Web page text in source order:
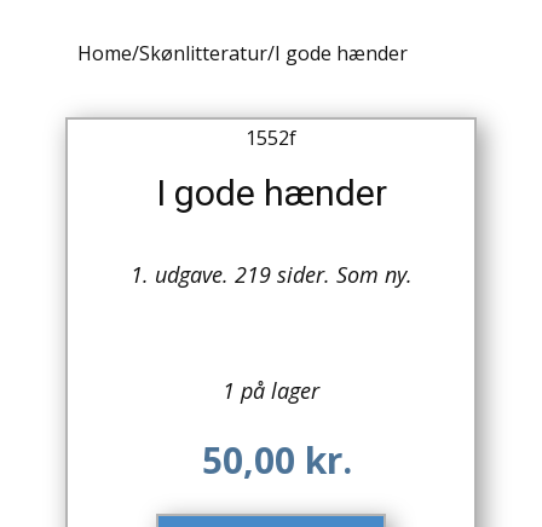
Amerika / USA
Anden Verdenskrig
Antikke / Specielle Bøger
Arkæologi
Australien
Home/Skønlitteratur/I gode hænder
1552f
I gode hænder
1. udgave. 219 sider. Som ny.
1 på lager
50,00 kr.